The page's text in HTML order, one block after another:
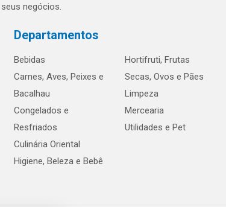
negócios.
Departamentos
Bebidas
Carnes, Aves, Peixes e
Bacalhau
Congelados e
Resfriados
Culinária Oriental
Higiene, Beleza e Bebê
Hortifruti, Frutas
Secas, Ovos e Pães
Limpeza
Mercearia
Utilidades e Pet